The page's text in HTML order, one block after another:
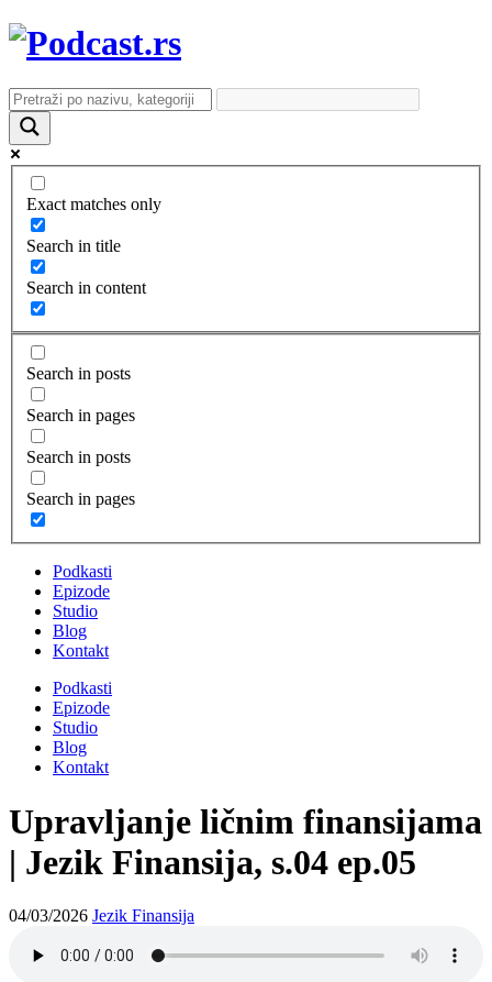
Exact matches only
Search in title
Search in content
Search in posts
Search in pages
Search in posts
Search in pages
Podkasti
Epizode
Studio
Blog
Kontakt
Podkasti
Epizode
Studio
Blog
Kontakt
Upravljanje ličnim finansijama
| Jezik Finansija, s.04 ep.05
04/03/2026 Jezik Finansija